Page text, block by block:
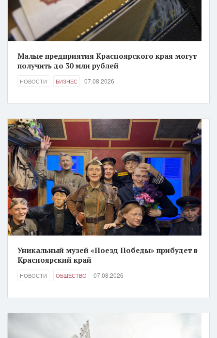
Малые предприятия Красноярского края могут
получить до 30 млн рублей
НОВОСТИ БИЗНЕС 07.08.2026
Уникальный музей «Поезд Победы» прибудет в
Красноярский край
НОВОСТИ ОБЩЕСТВО 07.08.2026